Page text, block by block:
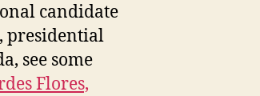
candidate
presidential
see some
Flores,